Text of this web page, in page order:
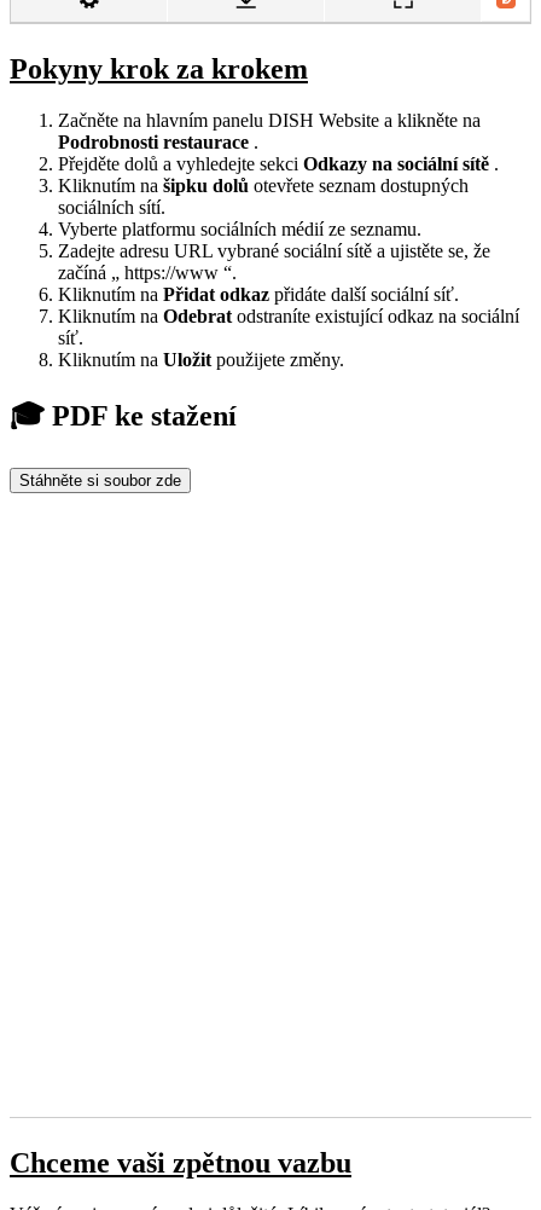
Pokyny krok za krokem
Začněte na hlavním panelu DISH Website a klikněte na
Podrobnosti restaurace .
Přejděte dolů a vyhledejte sekci Odkazy na sociální sítě .
Kliknutím na šipku dolů otevřete seznam dostupných
sociálních sítí.
Vyberte platformu sociálních médií ze seznamu.
Zadejte adresu URL vybrané sociální sítě a ujistěte se, že
začíná „ https://www “.
Kliknutím na Přidat odkaz přidáte další sociální síť.
Kliknutím na Odebrat odstraníte existující odkaz na sociální
síť.
Kliknutím na Uložit použijete změny.
🎓 PDF ke stažení
Stáhněte si soubor zde
Chceme vaši zpětnou vazbu